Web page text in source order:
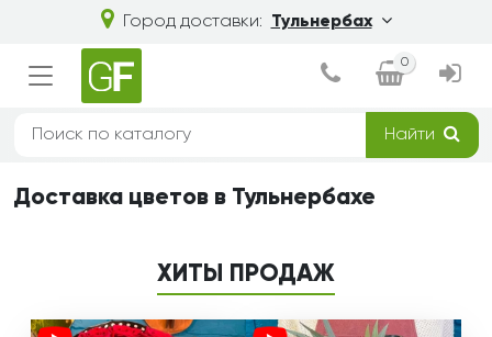
Город доставки: Тульнербах
0
Найти
Доставка цветов в Тульнербахе
ХИТЫ ПРОДАЖ